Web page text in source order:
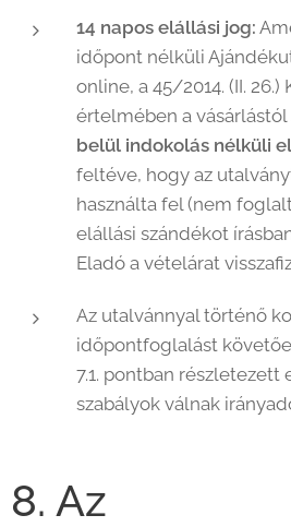
14 napos elállási jog:
időpont nélküli
online, a 45/2014. (II.
értelmében a
belül indokolás nélküli
feltéve, hogy az
használta fel (nem
elállási szándékot
Eladó a vételárat
Az utalvánnyal történő
időpontfoglalást
7.1. pontban
szabályok válnak
8. Az